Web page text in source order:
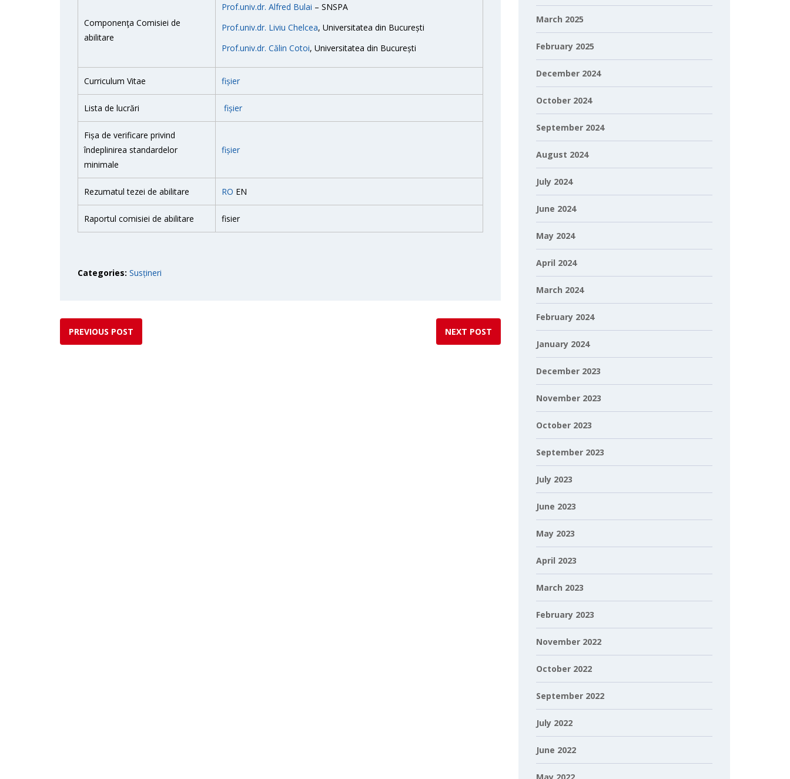
Componenţa Comisiei de
abilitare
Prof.univ.dr. Alfred Bulai – SNSPA
Prof.univ.dr. Liviu Chelcea, Universitatea din București
Prof.univ.dr. Călin Cotoi, Universitatea din București
Curriculum Vitae fișier
Lista de lucrări fișier
Fișa de verificare privind
îndeplinirea standardelor
minimale
fișier
Rezumatul tezei de abilitare RO EN
Raportul comisiei de abilitare fisier
Categories: Susțineri
PREVIOUS POST NEXT POST
March 2025
February 2025
December 2024
October 2024
September 2024
August 2024
July 2024
June 2024
May 2024
April 2024
March 2024
February 2024
January 2024
December 2023
November 2023
October 2023
September 2023
July 2023
June 2023
May 2023
April 2023
March 2023
February 2023
November 2022
October 2022
September 2022
July 2022
June 2022